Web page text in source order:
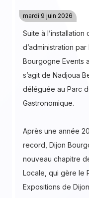
mardi 9 juin 2026
Suite à l’installation d’un nouveau Conseil
d’administration
Bourgogne Events
s’agit de Nadjoua
déléguée au Parc
Gastronomique.
Après une année
record, Dijon
nouveau chapitre
Locale, qui gère le
Expositions de